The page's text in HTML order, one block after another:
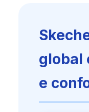
global
e